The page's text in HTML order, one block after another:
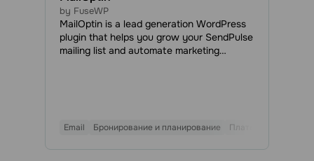
by FuseWP
MailOptin is a lead generation WordPress
plugin that helps you grow your SendPulse
mailing list and automate marketing
detection to capture subscribers at the
Email Бронирование и планирование Платежи